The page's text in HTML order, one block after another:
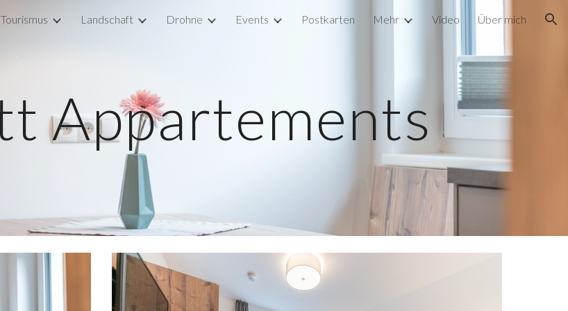
Skip to navigation
Tourismus Landschaft Drohne Events Postkarten Mehr Video Über mich
Appartements